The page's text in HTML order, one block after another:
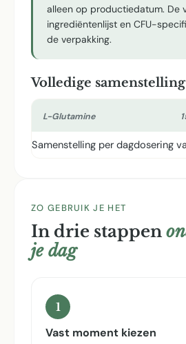
alleen op productiedatum. De
ingrediëntenlijst en CFU-
de verpakking.
Volledige samenstelling
Samenstelling per dagdosering
L-Glutamine
ZO GEBRUIK JE HET
In drie stappen
je dag
1
Vast moment kiezen